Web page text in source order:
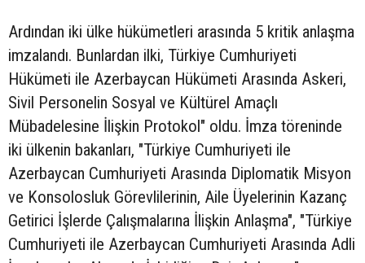
Ardından iki ülke hükümetleri arasında 5 kritik anlaşma
imzalandı. Bunlardan ilki, Türkiye Cumhuriyeti
Hükümeti ile Azerbaycan Hükümeti Arasında Askeri,
Sivil Personelin Sosyal ve Kültürel Amaçlı
Mübadelesine İlişkin Protokol" oldu. İmza töreninde
iki ülkenin bakanları, "Türkiye Cumhuriyeti ile
Azerbaycan Cumhuriyeti Arasında Diplomatik Misyon
ve Konsolosluk Görevlilerinin, Aile Üyelerinin Kazanç
Getirici İşlerde Çalışmalarına İlişkin Anlaşma", "Türkiye
Cumhuriyeti ile Azerbaycan Cumhuriyeti Arasında Adli